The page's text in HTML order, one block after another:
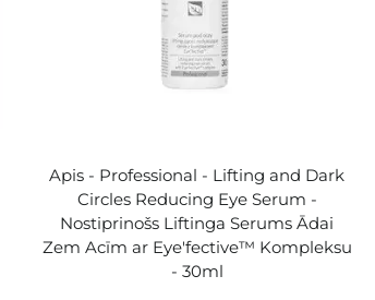
Apis - Professional - Lifting and Dark
Circles Reducing Eye Serum -
Nostiprinošs Liftinga Serums Ādai
Zem Acīm ar Eye'fective™ Kompleksu
- 30ml